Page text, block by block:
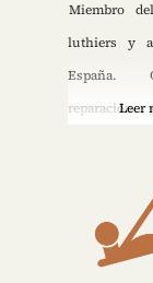
Miembro
luthiers y
España.
accesorios y
Leer